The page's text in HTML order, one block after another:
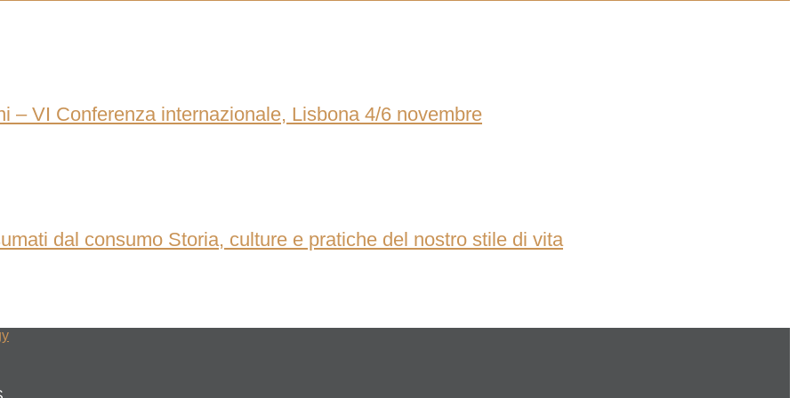
– VI Conferenza internazionale, Lisbona 4/6 novembre
dal consumo Storia, culture e pratiche del nostro stile di vita